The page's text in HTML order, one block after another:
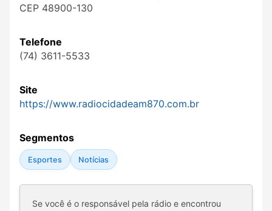
CEP 48900-130
Telefone
(74) 3611-5533
Site
https://www.radiocidadeam870.com.br
Segmentos
Esportes Notícias
Se você é o responsável pela rádio e encontrou